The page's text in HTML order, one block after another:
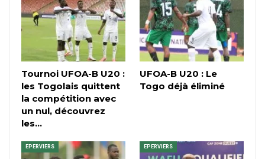
Tournoi UFOA-B U20 :
les Togolais quittent
la compétition avec
un nul, découvrez
les…
UFOA-B U20 : Le
Togo déjà éliminé
EPERVIERS EPERVIERS